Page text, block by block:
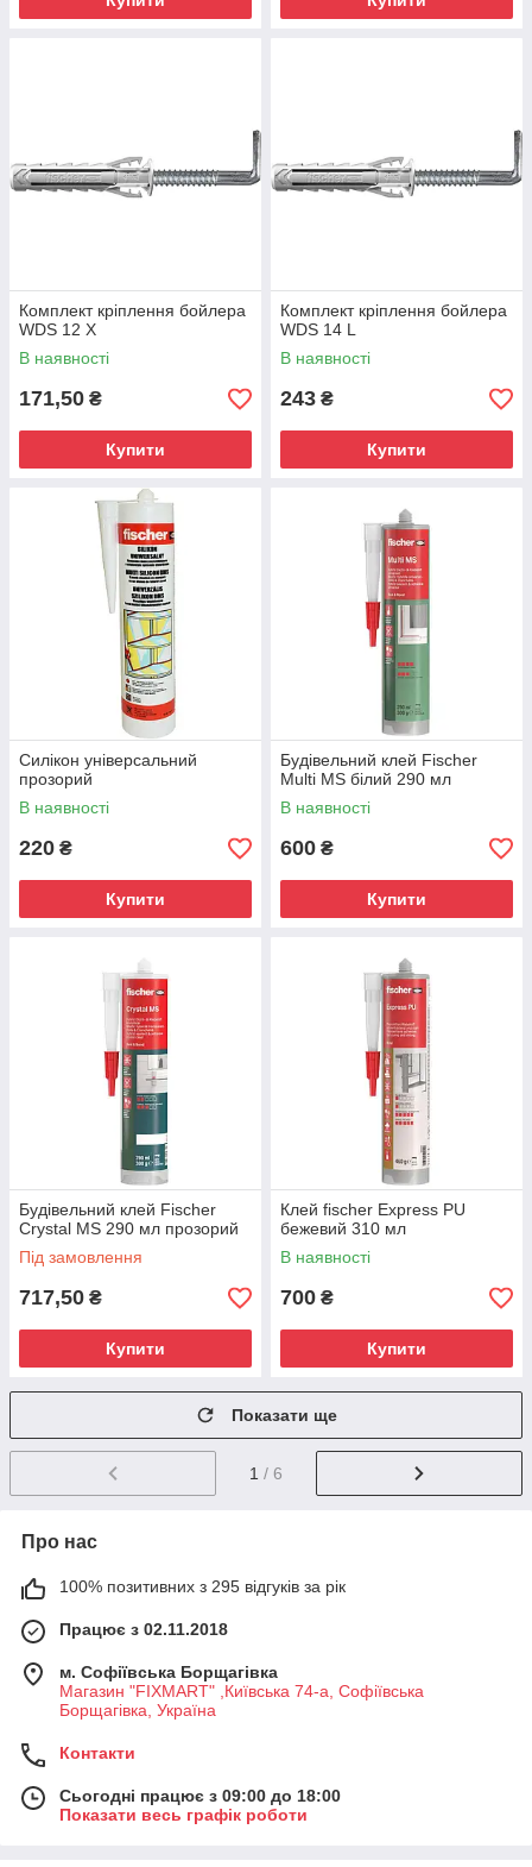
Комплект кріплення бойлера
WDS 12 X
В наявності
171,50 ₴
Купити
Комплект кріплення бойлера
WDS 14 L
В наявності
243 ₴
Купити
Силікон універсальний
прозорий
В наявності
220 ₴
Купити
Будівельний клей Fischer
Multi MS білий 290 мл
В наявності
600 ₴
Купити
Будівельний клей Fischer
Crystal MS 290 мл прозорий
Під замовлення
717,50 ₴
Купити
Клей fischer Express PU
бежевий 310 мл
В наявності
700 ₴
Купити
Показати ще
1 / 6
Про нас
100% позитивних з 295 відгуків за рік
Працює з 02.11.2018
м. Софіївська Борщагівка
Магазин "FIXMART" ,Київська 74-a, Софіївська
Борщагівка, Україна
Контакти
Сьогодні працює з 09:00 до 18:00
Показати весь графік роботи